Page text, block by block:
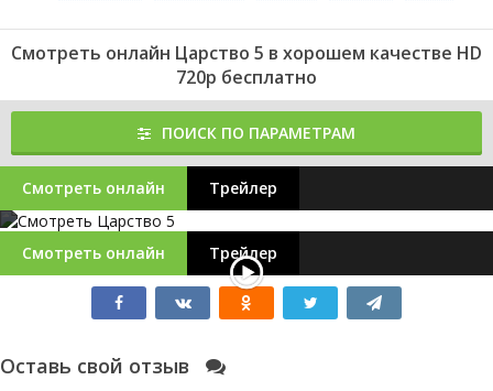
Смотреть онлайн Царство 5 в хорошем качестве HD
720p бесплатно
ПОИСК ПО ПАРАМЕТРАМ
Смотреть онлайн Трейлер
Смотреть онлайн Трейлер
Оставь свой отзыв